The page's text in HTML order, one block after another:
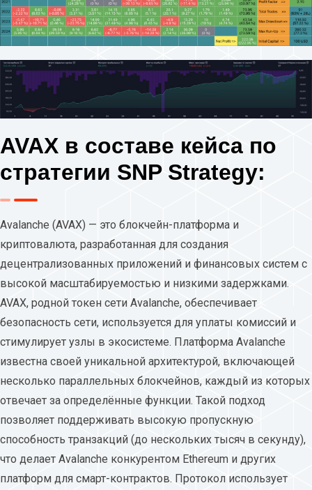
AVAX в составе кейса по
стратегии SNP Strategy:
Avalanche (AVAX) — это блокчейн-платформа и
криптовалюта, разработанная для создания
децентрализованных приложений и финансовых систем с
высокой масштабируемостью и низкими задержками.
AVAX, родной токен сети Avalanche, обеспечивает
безопасность сети, используется для уплаты комиссий и
стимулирует узлы в экосистеме. Платформа Avalanche
известна своей уникальной архитектурой, включающей
несколько параллельных блокчейнов, каждый из которых
отвечает за определённые функции. Такой подход
позволяет поддерживать высокую пропускную
способность транзакций (до нескольких тысяч в секунду),
что делает Avalanche конкурентом Ethereum и других
платформ для смарт-контрактов. Протокол использует